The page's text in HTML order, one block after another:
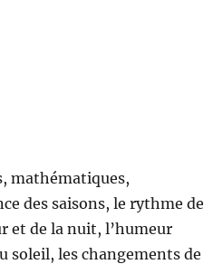
mathématiques,
des saisons, le rythme de
et de la nuit, l’humeur
soleil, les changements de